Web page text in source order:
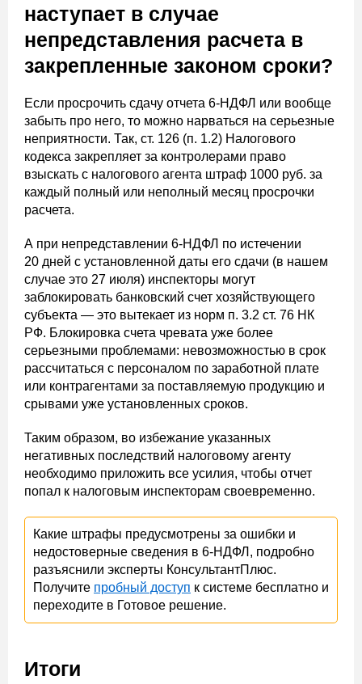
наступает в случае
непредставления расчета в
закрепленные законом сроки?
Если просрочить сдачу отчета 6-НДФЛ или вообще
забыть про него, то можно нарваться на серьезные
неприятности. Так, ст. 126 (п. 1.2) Налогового
кодекса закрепляет за контролерами право
взыскать с налогового агента штраф 1000 руб. за
каждый полный или неполный месяц просрочки
расчета.
А при непредставлении 6-НДФЛ по истечении
20 дней с установленной даты его сдачи (в нашем
случае это 27 июля) инспекторы могут
заблокировать банковский счет хозяйствующего
субъекта — это вытекает из норм п. 3.2 ст. 76 НК
РФ. Блокировка счета чревата уже более
серьезными проблемами: невозможностью в срок
рассчитаться с персоналом по заработной плате
или контрагентами за поставляемую продукцию и
срывами уже установленных сроков.
Таким образом, во избежание указанных
негативных последствий налоговому агенту
необходимо приложить все усилия, чтобы отчет
попал к налоговым инспекторам своевременно.
Какие штрафы предусмотрены за ошибки и
недостоверные сведения в 6-НДФЛ, подробно
разъяснили эксперты КонсультантПлюс.
Получите пробный доступ к системе бесплатно и
переходите в Готовое решение.
Итоги